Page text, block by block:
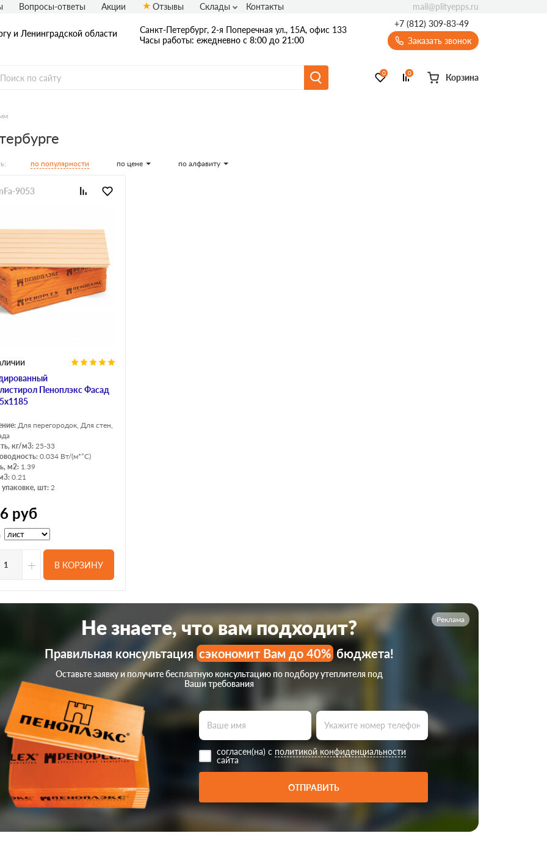
и Ленинградской области
Санкт-Петербург, 2-я Поперечная ул., 15А, офис 133
Часы работы: ежедневно с 8:00 до 21:00
+7 (812) 309-83-49
Заказать звонок
0 0 Корзина
Вопросы-ответы Акции Отзывы Склады Контакты mail@plityepps.ru
по популярности по цене по алфавиту
Пеноплэкс Фасад
9053
Для перегородок, Для стен,
кг/м3: 25-33
0.034 Вт/(м*°C)
м2: 1.39
0.21
шт: 2
руб
+ В КОРЗИНУ
Реклама
Не знаете, что вам подходит?
Правильная консультация сэкономит Вам до 40% бюджета!
Оставьте заявку и получите бесплатную консультацию по подбору утеплителя под
Ваши требования
согласен(на) с политикой конфиденциальности
сайта
ОТПРАВИТЬ